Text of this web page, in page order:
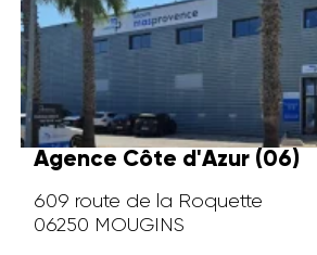
Agence Côte d'Azur (06)
609 route de la Roquette
06250 MOUGINS